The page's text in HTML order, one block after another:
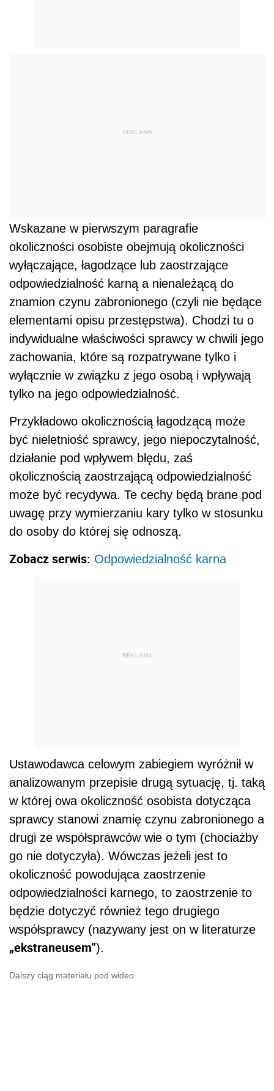
REKLAMA
Wskazane w pierwszym paragrafie
okoliczności osobiste obejmują okoliczności
wyłączające, łagodzące lub zaostrzające
odpowiedzialność karną a nienależącą do
znamion czynu zabronionego (czyli nie będące
elementami opisu przestępstwa). Chodzi tu o
indywidualne właściwości sprawcy w chwili jego
zachowania, które są rozpatrywane tylko i
wyłącznie w związku z jego osobą i wpływają
tylko na jego odpowiedzialność.
Przykładowo okolicznością łagodzącą może
być nieletniość sprawcy, jego niepoczytalność,
działanie pod wpływem błędu, zaś
okolicznością zaostrzającą odpowiedzialność
może być recydywa. Te cechy będą brane pod
uwagę przy wymierzaniu kary tylko w stosunku
do osoby do której się odnoszą.
Zobacz serwis: Odpowiedzialność karna
REKLAMA
Ustawodawca celowym zabiegiem wyróżnił w
analizowanym przepisie drugą sytuację, tj. taką
w której owa okoliczność osobista dotycząca
sprawcy stanowi znamię czynu zabronionego a
drugi ze współsprawców wie o tym (chociażby
go nie dotyczyła). Wówczas jeżeli jest to
okoliczność powodująca zaostrzenie
odpowiedzialności karnego, to zaostrzenie to
będzie dotyczyć również tego drugiego
współsprawcy (nazywany jest on w literaturze
„ekstraneusem”).
Dalszy ciąg materiału pod wideo